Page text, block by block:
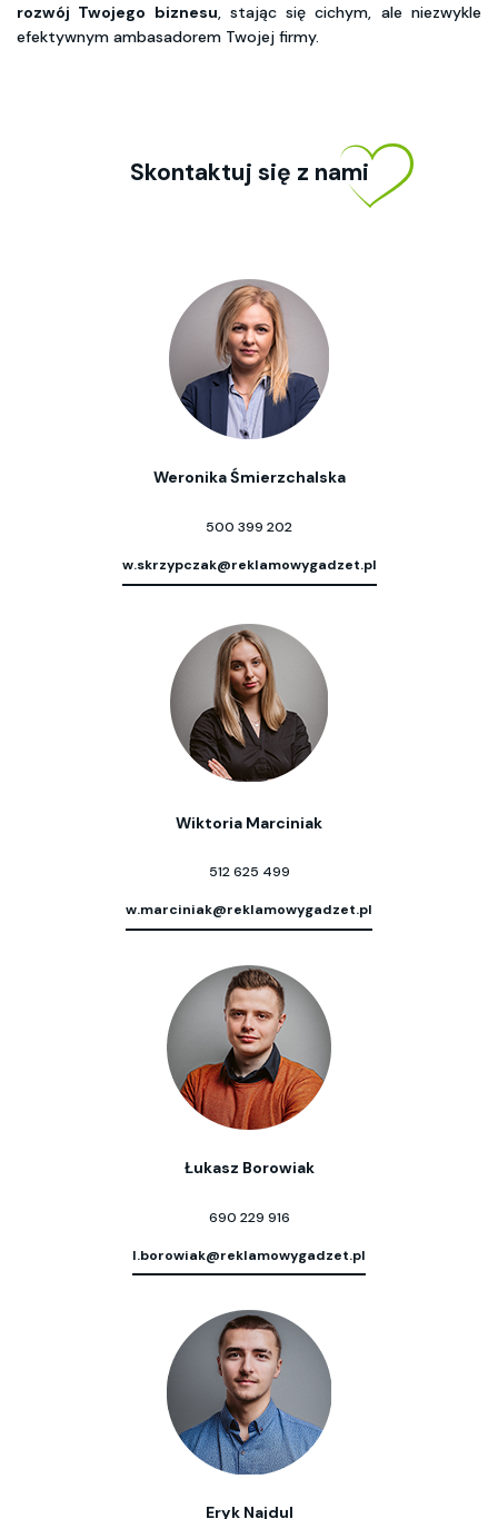
rozwój Twojego biznesu, stając się cichym, ale niezwykle
efektywnym ambasadorem Twojej firmy.
Skontaktuj się z nami
Weronika Śmierzchalska
500 399 202
w.skrzypczak@reklamowygadzet.pl
Wiktoria Marciniak
512 625 499
w.marciniak@reklamowygadzet.pl
Łukasz Borowiak
690 229 916
l.borowiak@reklamowygadzet.pl
Eryk Najdul